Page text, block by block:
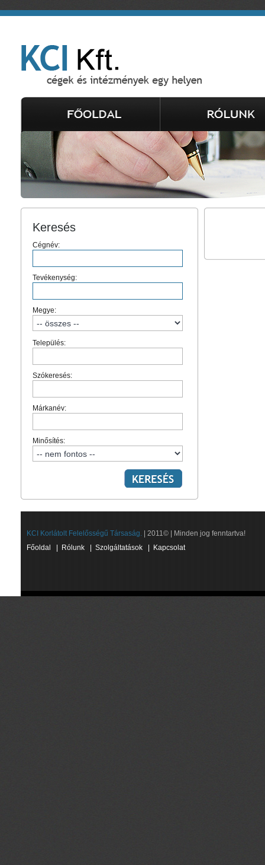
Keresés
Cégnév:
Tevékenység:
Megye:
Település:
Szókeresés:
Márkanév:
Minősítés:
KCI Korlátolt Felelősségű Társaság. | 2011© | Minden jog fenntartva!
Főoldal
Rólunk Szolgáltatások Kapcsolat